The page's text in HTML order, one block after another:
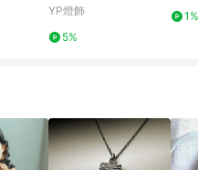
YP燈飾
5%
1%